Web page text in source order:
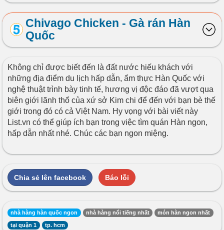
Chivago Chicken - Gà rán Hàn
Quốc
Không chỉ được biết đến là đất nước hiếu khách với
những địa điểm du lịch hấp dẫn, ẩm thực Hàn Quốc với
nghệ thuật trình bày tinh tế, hương vị độc đáo đã vượt qua
biên giới lãnh thổ của xứ sở Kim chi để đến với bạn bè thế
giới trong đó có cả Việt Nam. Hy vọng với bài viết này
List.vn có thể giúp ích bạn trong việc tìm quán Hàn ngon,
hấp dẫn nhất nhé. Chúc các bạn ngon miệng.
Chia sẻ lên facebook Báo lỗi
nhà hàng hàn quốc ngon nhà hàng nổi tiếng nhất món hàn ngon nhất
tại quận 1 tp. hcm